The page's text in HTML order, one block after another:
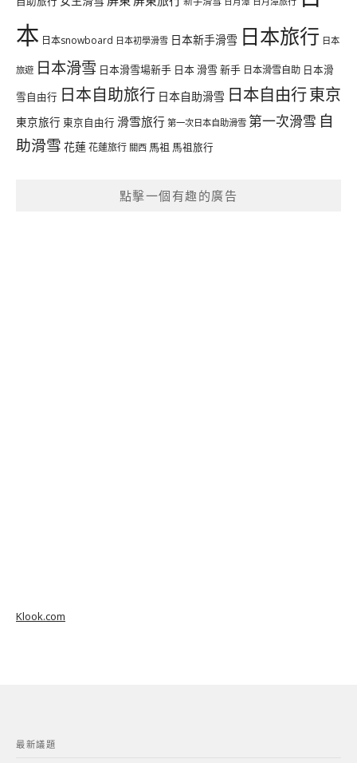
本 日本snowboard 日本初學滑雪 日本新手滑雪 日本旅行 日本
旅遊 日本滑雪 日本滑雪場新手 日本 滑雪 新手 日本滑雪自助 日本滑
雪自由行 日本自助旅行 日本自助滑雪 日本自由行東京
東京旅行 東京自由行 滑雪旅行 第一次日本自助滑雪 第一次滑雪 自
助滑雪 花蓮花蓮旅行 關西 馬祖 馬祖旅行
點擊一個有趣的廣告
Klook.com
最新議題